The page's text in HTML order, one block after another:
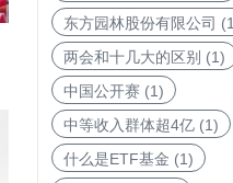
东方园林股份有限公司
两会和十几大的区别 (1)
中国公开赛(1)
中等收入群体超4亿(1)
什么是ETF基金 (1)